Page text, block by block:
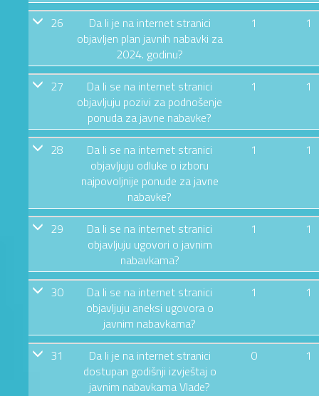
26
Da li je na internet stranici
objavljen plan javnih nabavki za
2024. godinu?
1 1
27
Da li se na internet stranici
objavljuju pozivi za podnošenje
ponuda za javne nabavke?
1 1
28
Da li se na internet stranici
objavljuju odluke o izboru
najpovoljnije ponude za javne
nabavke?
1 1
29
Da li se na internet stranici
objavljuju ugovori o javnim
nabavkama?
1 1
30
Da li se na internet stranici
objavljuju aneksi ugovora o
javnim nabavkama?
1 1
31
Da li je na internet stranici
dostupan godišnji izvještaj o
javnim nabavkama Vlade?
0 1